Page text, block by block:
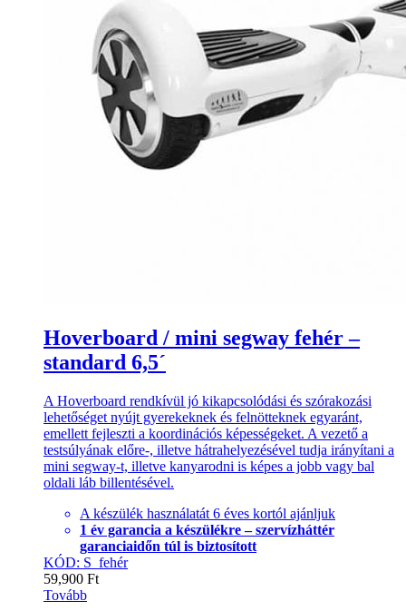
Hoverboard / mini segway fehér –
standard 6,5´
A Hoverboard rendkívül jó kikapcsolódási és szórakozási
lehetőséget nyújt gyerekeknek és felnötteknek egyaránt,
emellett fejleszti a koordinációs képességeket. A vezető a
testsúlyának előre-, illetve hátrahelyezésével tudja irányítani a
mini segway-t, illetve kanyarodni is képes a jobb vagy bal
oldali láb billentésével.
A készülék használatát 6 éves kortól ajánljuk
1 év garancia a készülékre – szervízháttér
garanciaidőn túl is biztosított
KÓD: S_fehér
59,900 Ft
Tovább